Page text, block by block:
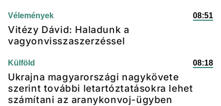
Vélemények 08:51
Vitézy Dávid: Haladunk a
vagyonvisszaszerzéssel
Külföld 08:18
Ukrajna magyarországi nagykövete
szerint további letartóztatásokra lehet
számítani az aranykonvoj-ügyben